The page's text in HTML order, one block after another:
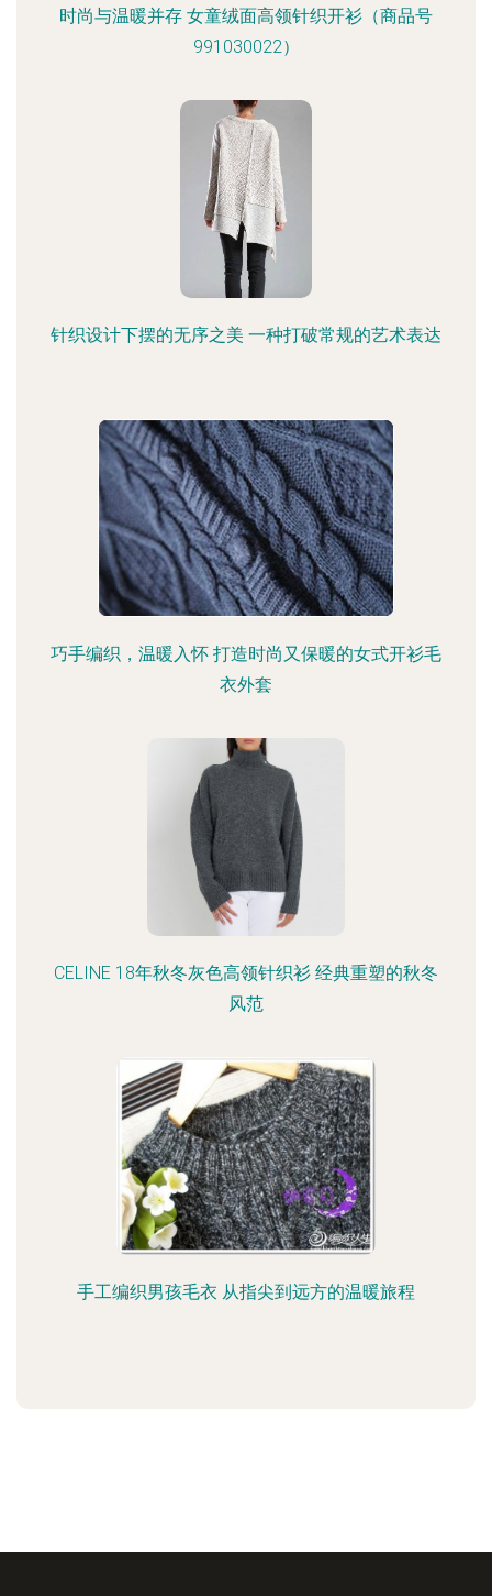
时尚与温暖并存 女童绒面高领针织开衫（商品号
991030022）
针织设计下摆的无序之美 一种打破常规的艺术表达
巧手编织，温暖入怀 打造时尚又保暖的女式开衫毛
衣外套
CELINE 18年秋冬灰色高领针织衫 经典重塑的秋冬
风范
手工编织男孩毛衣 从指尖到远方的温暖旅程